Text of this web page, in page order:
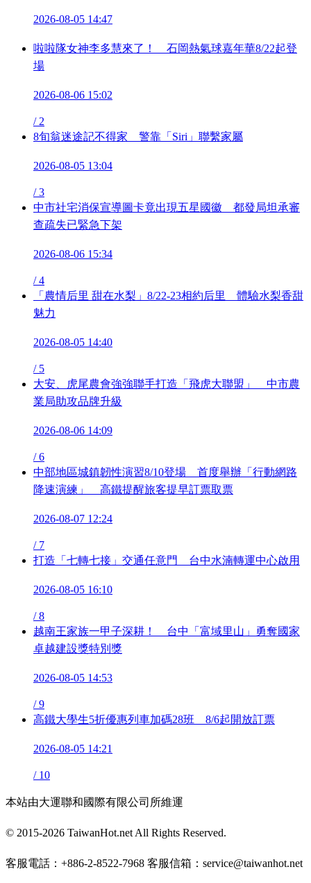
2026-08-05 14:47
啦啦隊女神李多慧來了！ 石岡熱氣球嘉年華8/22起登
場
2026-08-06 15:02
/ 2
8旬翁迷途記不得家 警靠「Siri」聯繫家屬
2026-08-05 13:04
/ 3
中市社宅消保宣導圖卡竟出現五星國徽 都發局坦承審
查疏失已緊急下架
2026-08-06 15:34
/ 4
「農情后里 甜在水梨」8/22-23相約后里 體驗水梨香甜
魅力
2026-08-05 14:40
/ 5
大安、虎尾農會強強聯手打造「飛虎大聯盟」 中市農
業局助攻品牌升級
2026-08-06 14:09
/ 6
中部地區城鎮韌性演習8/10登場 首度舉辦「行動網路
降速演練」 高鐵提醒旅客提早訂票取票
2026-08-07 12:24
/ 7
打造「七轉七接」交通任意門 台中水湳轉運中心啟用
2026-08-05 16:10
/ 8
越南王家族一甲子深耕！ 台中「富域里山」勇奪國家
卓越建設獎特別獎
2026-08-05 14:53
/ 9
高鐵大學生5折優惠列車加碼28班 8/6起開放訂票
2026-08-05 14:21
/ 10
本站由大運聯和國際有限公司所維運
© 2015-2026 TaiwanHot.net All Rights Reserved.
客服電話：+886-2-8522-7968 客服信箱：service@taiwanhot.net